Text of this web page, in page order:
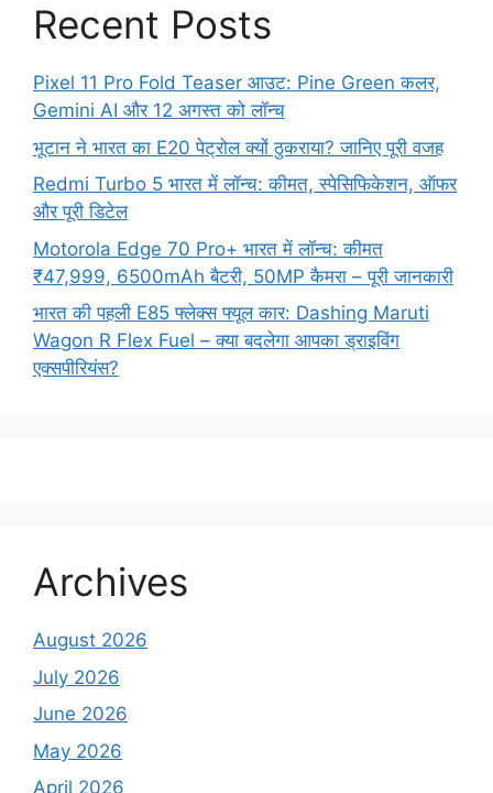
Recent Posts
Pixel 11 Pro Fold Teaser आउट: Pine Green कलर,
Gemini AI और 12 अगस्त को लॉन्च
भूटान ने भारत का E20 पेट्रोल क्यों ठुकराया? जानिए पूरी वजह
Redmi Turbo 5 भारत में लॉन्च: कीमत, स्पेसिफिकेशन, ऑफर
और पूरी डिटेल
Motorola Edge 70 Pro+ भारत में लॉन्च: कीमत
₹47,999, 6500mAh बैटरी, 50MP कैमरा – पूरी जानकारी
भारत की पहली E85 फ्लेक्स फ्यूल कार: Dashing Maruti
Wagon R Flex Fuel – क्या बदलेगा आपका ड्राइविंग
एक्सपीरियंस?
Archives
August 2026
July 2026
June 2026
May 2026
April 2026